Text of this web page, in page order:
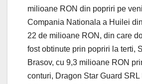
milioane RON din popriri pe
Compania Nationala a Huilei
22 de milioane RON, din care
fost obtinute prin popriri la terti,
Brasov, cu 9,3 milioane RON
conturi, Dragon Star Guard SRL